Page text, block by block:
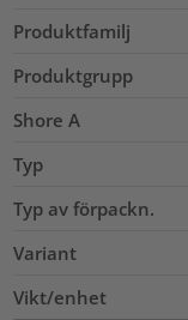
Produktfamilj
Produktgrupp
Shore A
Typ
Typ av förpackn.
Variant
Vikt/enhet